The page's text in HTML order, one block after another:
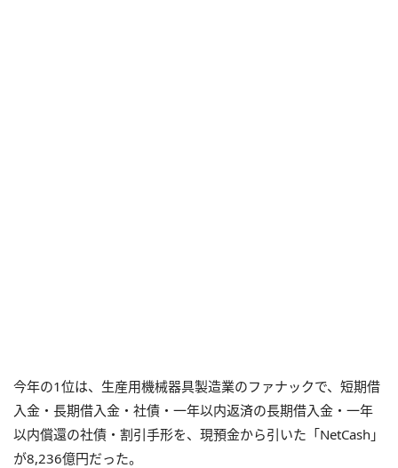
今年の1位は、生産用機械器具製造業のファナックで、短期借
入金・長期借入金・社債・一年以内返済の長期借入金・一年
以内償還の社債・割引手形を、現預金から引いた「NetCash」
が8,236億円だった。